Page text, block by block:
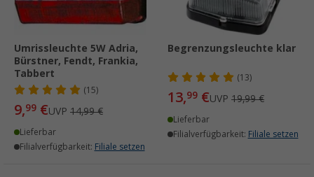
Umrissleuchte 5W Adria,
Bürstner, Fendt, Frankia,
Tabbert
(15)
9,99 €UVP 14,99 €
Lieferbar
Filialverfügbarkeit: Filiale setzen
Begrenzungsleuchte klar
(13)
13,99 €UVP 19,99 €
Lieferbar
Filialverfügbarkeit: Filiale setzen